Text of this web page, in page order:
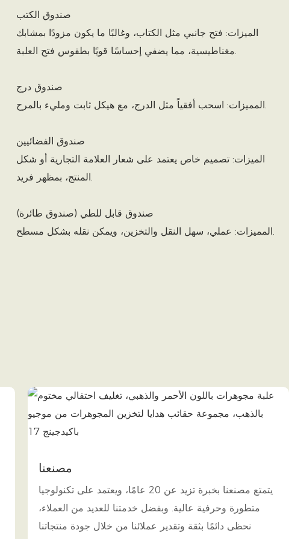
صندوق الكتب
الميزات: فتح جانبي مثل الكتاب، وغالبًا ما يكون مزودًا بمشابك
مغناطيسية، مما يضفي إحساسًا قويًا بطقوس فتح العلبة.
صندوق درج
المميزات: اسحب أفقياً مثل الدرج، مع هيكل ثابت ومليء بالمرح.
صندوق الفضائيين
الميزات: تصميم خاص يعتمد على شعار العلامة التجارية أو شكل
المنتج، بمظهر فريد.
صندوق قابل للطي (صندوق طائرة)
المميزات: عملي، سهل النقل والتخزين، ويمكن نقله بشكل مسطح.
مصنعنا
يتمتع مصنعنا بخبرة تزيد عن 20 عامًا، ويعتمد على تكنولوجيا
متطورة وحرفية عالية. وبفضل خدمتنا للعديد من العملاء،
نحظى دائمًا بثقة وتقدير عملائنا من خلال جودة منتجاتنا